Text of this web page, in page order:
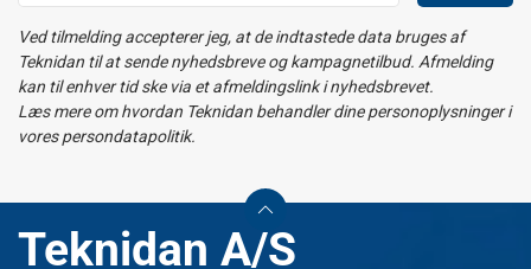
Ved tilmelding accepterer jeg, at de indtastede data bruges af
Teknidan til at sende nyhedsbreve og kampagnetilbud. Afmelding
kan til enhver tid ske via et afmeldingslink i nyhedsbrevet.
Læs mere om hvordan Teknidan behandler dine personoplysninger i
vores persondatapolitik.
Teknidan A/S